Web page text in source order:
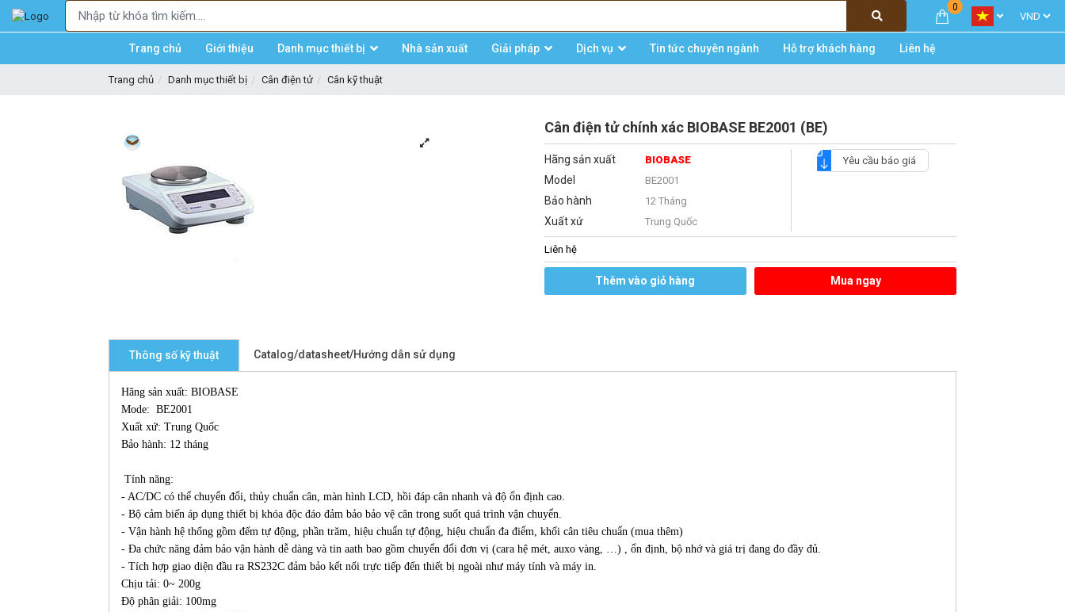
0
Trang chủ Giới thiệu Danh mục thiết bị Nhà sản xuất Giải pháp Dịch vụ Tin tức chuyên ngành Hỗ trợ khách hàng Liên hệ
Trang chủ Danh mục thiết bị Cân điện tử Cân kỹ thuật
Cân điện tử chính xác BIOBASE BE2001 (BE)
Hãng sản xuất BIOBASE
Model BE2001
Bảo hành 12 Tháng
Xuất xứ Trung Quốc
Yêu cầu báo giá
Liên hệ
Thêm vào giỏ hàng Mua ngay
Thông số kỹ thuật Catalog/datasheet/Hướng dẫn sử dụng
Hãng sản xuất: BIOBASE
Mode: BE2001
Xuất xứ: Trung Quốc
Bảo hành: 12 tháng
Tính năng:
- AC/DC có thể chuyển đổi, thủy chuẩn cân, màn hình LCD, hồi đáp cân nhanh và độ ổn định cao.
- Bộ cảm biến áp dụng thiết bị khóa độc đáo đảm bảo bảo vệ cân trong suốt quá trình vận chuyển.
- Vận hành hệ thống gồm đếm tự động, phần trăm, hiệu chuẩn tự động, hiệu chuẩn đa điểm, khối cân tiêu chuẩn (mua thêm)
- Đa chức năng đảm bảo vận hành dễ dàng và tin aath bao gồm chuyển đổi đơn vị (cara hệ mét, auxo vàng, …) , ổn định, bộ nhớ và giá trị đang đo đầy đủ.
- Tích hợp giao diện đầu ra RS232C đảm bảo kết nối trực tiếp đến thiết bị ngoài như máy tính và máy in.
Chịu tải: 0~ 200g
Độ phân giải: 100mg